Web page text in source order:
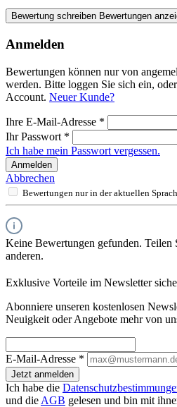
Bewertung schreiben Bewertungen
Anmelden
Bewertungen können nur von
werden. Bitte loggen Sie sich ein,
Account. Neuer Kunde?
Ihre E-Mail-Adresse *
Ihr Passwort *
Ich habe mein Passwort vergessen.
Anmelden
Abbrechen
Bewertungen nur in der aktuellen
Keine Bewertungen gefunden. Teilen
anderen.
Exklusive Vorteile im Newsletter
Abonniere unseren kostenlosen
Neuigkeit oder Angebote mehr von
E-Mail-Adresse *
Jetzt anmelden
Ich habe die
und die AGB gelesen und bin mit